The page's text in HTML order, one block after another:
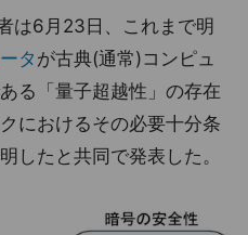
は6月23日、これまで明
タ が古典(通常)コンピュ
る「量子超越性」の存在
におけるその必要十分条
したと共同で発表した。